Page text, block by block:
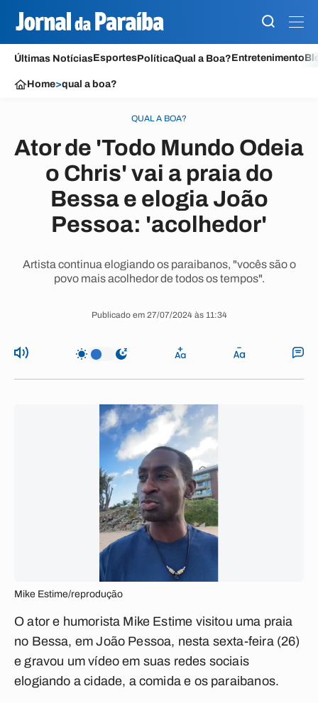
Últimas NotíciasEsportesPolíticaQual a Boa?Entretenimento
Home>qual a boa?
QUAL A BOA?
Ator de 'Todo Mundo Odeia
o Chris' vai a praia do
Bessa e elogia João
Pessoa: 'acolhedor'
Artista continua elogiando os paraibanos, "vocês são o
povo mais acolhedor de todos os tempos".
Publicado em 27/07/2024 às 11:34
Mike Estime/reprodução
O ator e humorista Mike Estime visitou uma praia
no Bessa, em João Pessoa, nesta sexta-feira (26)
e gravou um vídeo em suas redes sociais
elogiando a cidade, a comida e os paraibanos.